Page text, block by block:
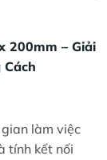
200mm – Giải
làm việc
tính kết nối